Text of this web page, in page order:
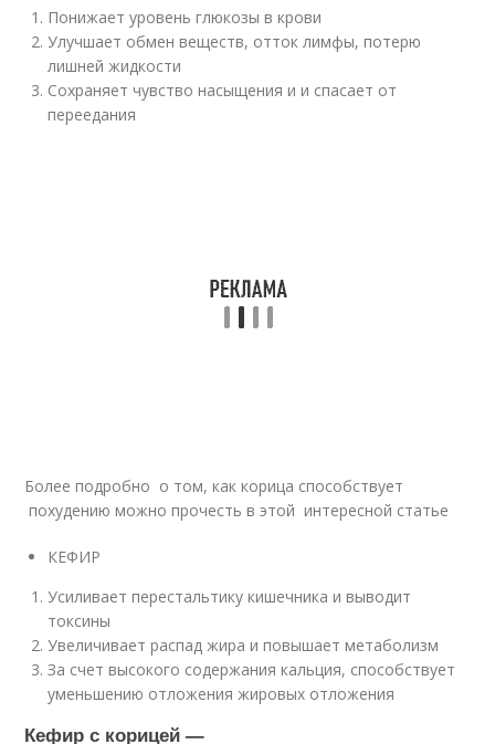
Понижает уровень глюкозы в крови
Улучшает обмен веществ, отток лимфы, потерю
лишней жидкости
Сохраняет чувство насыщения и и спасает от
переедания
Более подробно о том, как корица способствует
похудению можно прочесть в этой интересной статье
КЕФИР
Усиливает перестальтику кишечника и выводит
токсины
Увеличивает распад жира и повышает метаболизм
За счет высокого содержания кальция, способствует
уменьшению отложения жировых отложения
Кефир с корицей —